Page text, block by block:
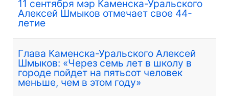
11 сентября мэр Каменска-Уральского
Алексей Шмыков отмечает свое 44-
летие
Глава Каменска-Уральского Алексей
Шмыков: «Через семь лет в школу в
городе пойдет на пятьсот человек
меньше, чем в этом году»